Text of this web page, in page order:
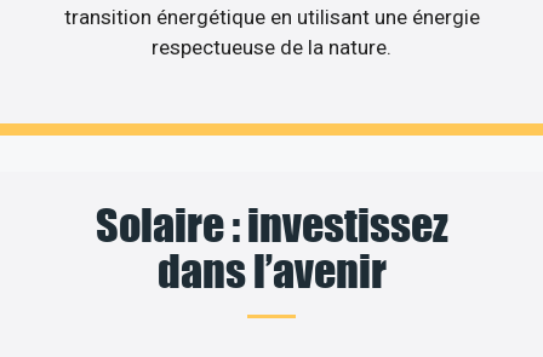
transition énergétique en utilisant une énergie
respectueuse de la nature.
Solaire : investissez
dans l’avenir